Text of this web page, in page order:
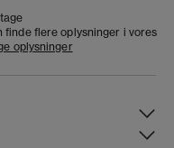
finde flere oplysninger i vores
oplysninger